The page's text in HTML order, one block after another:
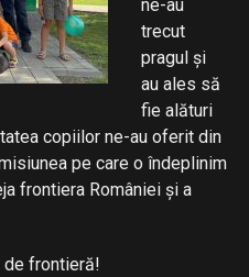
ne-au
trecut
pragul și
au ales să
fie alături
copiilor ne-au oferit din
pe care o îndeplinim
frontiera României și a
de frontieră!